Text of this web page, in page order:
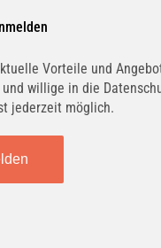
Vorteile und
willige in die
jederzeit möglich.